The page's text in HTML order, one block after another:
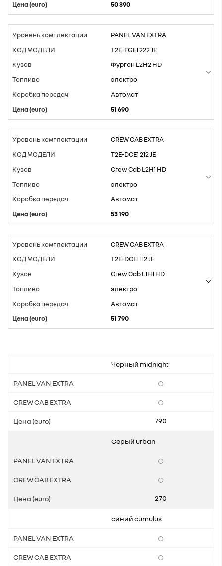
50 390
PANEL VAN EXTRA
T2E-FGE1 222 JE
Фургон L2H2 HD
электро
Aвтомат
51 690
CREW CAB EXTRA
T2E-DCE1 212 JE
Crew Cab L2H1 HD
электро
Aвтомат
53 190
CREW CAB EXTRA
T2E-DCE1 112 JE
Crew Cab L1H1 HD
электро
Aвтомат
51 790
Черный midnight
790
Серый urban
270
cиний cumulus